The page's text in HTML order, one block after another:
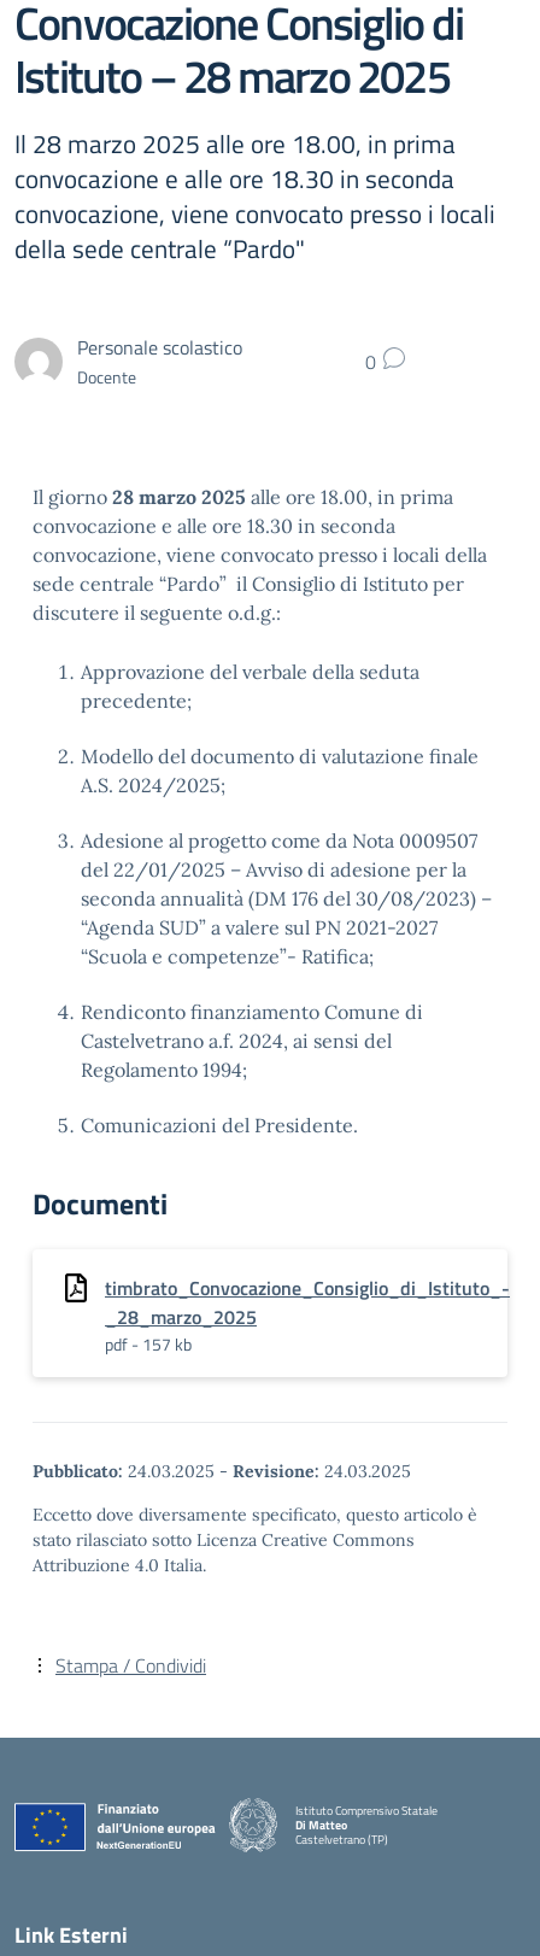
Convocazione Consiglio di
Istituto – 28 marzo 2025
Il 28 marzo 2025 alle ore 18.00, in prima
convocazione e alle ore 18.30 in seconda
convocazione, viene convocato presso i locali
della sede centrale “Pardo"
Personale scolastico
Docente 0
Il giorno 28 marzo 2025 alle ore 18.00, in prima
convocazione e alle ore 18.30 in seconda
convocazione, viene convocato presso i locali della
sede centrale “Pardo” il Consiglio di Istituto per
discutere il seguente o.d.g.:
Approvazione del verbale della seduta
precedente;
Modello del documento di valutazione finale
A.S. 2024/2025;
Adesione al progetto come da Nota 0009507
del 22/01/2025 – Avviso di adesione per la
seconda annualità (DM 176 del 30/08/2023) –
“Agenda SUD” a valere sul PN 2021-2027
“Scuola e competenze”- Ratifica;
Rendiconto finanziamento Comune di
Castelvetrano a.f. 2024, ai sensi del
Regolamento 1994;
Comunicazioni del Presidente.
Documenti
timbrato_Convocazione_Consiglio_di_Istituto_-
_28_marzo_2025
pdf - 157 kb
Pubblicato: 24.03.2025 - Revisione: 24.03.2025
Eccetto dove diversamente specificato, questo articolo è
stato rilasciato sotto Licenza Creative Commons
Attribuzione 4.0 Italia.
Stampa / Condividi
Istituto Comprensivo Statale
Di Matteo
Castelvetrano (TP)
Link Esterni